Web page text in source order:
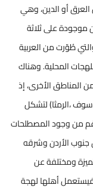
العرق أو الدين، وهي
موجودة على ثلاثة
طُوّرت من العربية
المحلية. وهناك
المناطق الأخرى، إذ
،الرمثا) لتشكل
من وجود المصطلحات
جنوب الأردن وشرقه
ومختلفة عن
فيستعمل أهلها لهجة